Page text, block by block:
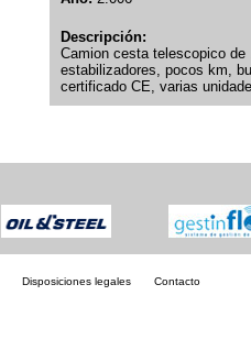
Descripción:
Camion cesta telescopico
estabilizadores, pocos km,
certificado CE, varias
Disposiciones legales Contacto